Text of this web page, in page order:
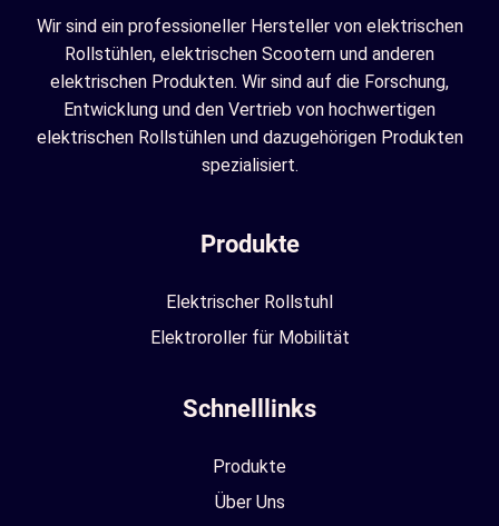
Wir sind ein professioneller Hersteller von elektrischen
Rollstühlen, elektrischen Scootern und anderen
elektrischen Produkten. Wir sind auf die Forschung,
Entwicklung und den Vertrieb von hochwertigen
elektrischen Rollstühlen und dazugehörigen Produkten
spezialisiert.
Produkte
Elektrischer Rollstuhl
Elektroroller für Mobilität
Schnelllinks
Produkte
Über Uns